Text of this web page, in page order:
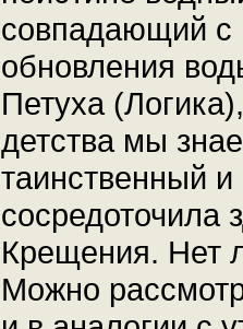
совпадающий с
обновления
Петуха
детства мы
таинственный
сосредоточила
Крещения. Нет
Можно